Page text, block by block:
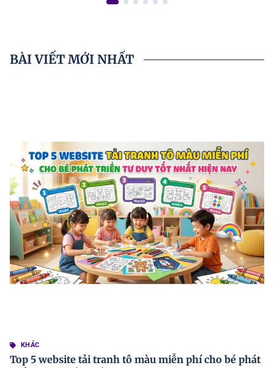
BÀI VIẾT MỚI NHẤT
KHÁC
Top 5 website tải tranh tô màu miễn phí cho bé phát